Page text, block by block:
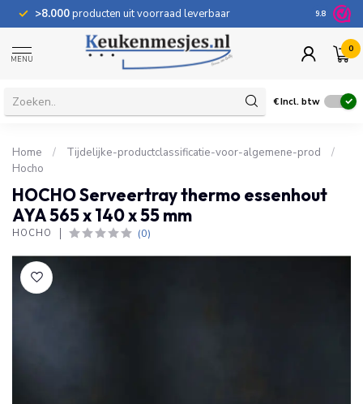
>8.000producten uit voorraad leverbaar 100
9.8
MENU
0
€Incl. btw
Home / Tijdelijke-productclassificatie-voor-algemene-prod
/
Hocho
HOCHO Serveertray thermo essenhout
AYA 565 x 140 x 55 mm
HOCHO (0)